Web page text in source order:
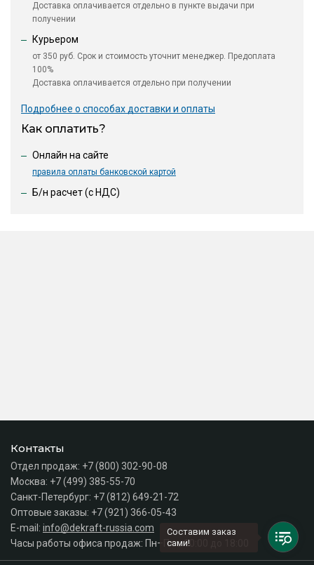
Доставка оплачивается отдельно в пункте выдачи при
получении
Курьером
от 350 руб. Срок и стоимость уточнит менеджер. Предоплата
100%
Доставка оплачивается отдельно при получении
Подробнее о способах доставки и оплаты
Как оплатить?
Онлайн на сайте
правила оплаты банковской картой
Б/н расчет (c НДС)
Контакты
Отдел продаж: +7 (800) 302-90-08
Москва: +7 (499) 385-55-70
Санкт-Петербург: +7 (812) 649-21-72
Оптовые заказы: +7 (921) 366-05-43
E-mail: info@dekraft-russia.com
Часы работы офиса продаж: Пн–Пт с 10:00 до 18:00
Составим заказ
сами!